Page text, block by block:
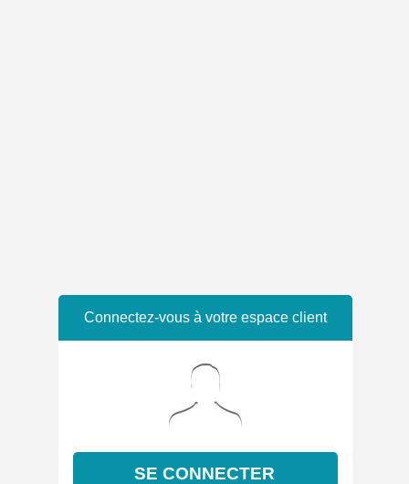
Connectez-vous à votre espace client
SE CONNECTER